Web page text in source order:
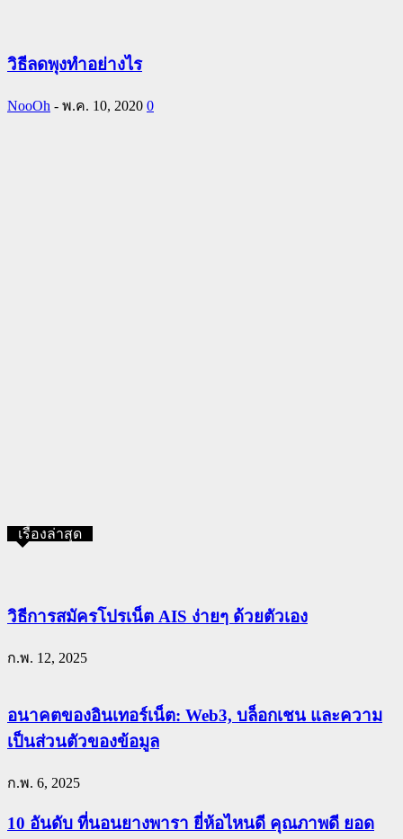
วิธีลดพุงทำอย่างไร
NooOh - พ.ค. 10, 2020 0
เรื่องล่าสุด
วิธีการสมัครโปรเน็ต AIS ง่ายๆ ด้วยตัวเอง
ก.พ. 12, 2025
อนาคตของอินเทอร์เน็ต: Web3, บล็อกเชน และความ
เป็นส่วนตัวของข้อมูล
ก.พ. 6, 2025
10 อันดับ ที่นอนยางพารา ยี่ห้อไหนดี คุณภาพดี ยอด